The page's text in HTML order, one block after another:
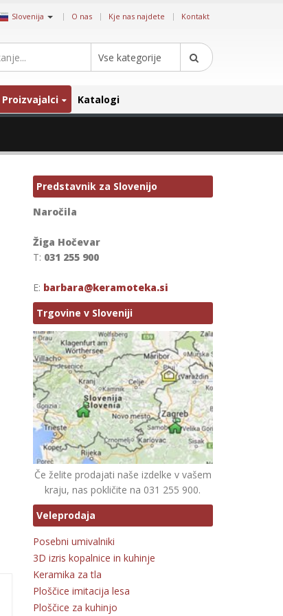
Slovenija | O nas Kje nas najdete Kontakt
Vse kategorije
Proizvajalci Katalogi
Predstavnik za Slovenijo
Naročila
Žiga Hočevar
T: 031 255 900
E: barbara@keramoteka.si
Trgovine v Sloveniji
Če želite prodajati naše izdelke v vašem
kraju, nas pokličite na 031 255 900.
Veleprodaja
Posebni umivalniki
3D izris kopalnice in kuhinje
Keramika za tla
Ploščice imitacija lesa
Ploščice za kuhinjo